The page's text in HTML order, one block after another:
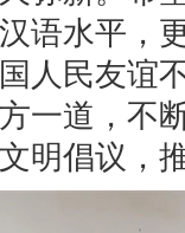
语水平，
人民友谊
一道，不
明倡议，